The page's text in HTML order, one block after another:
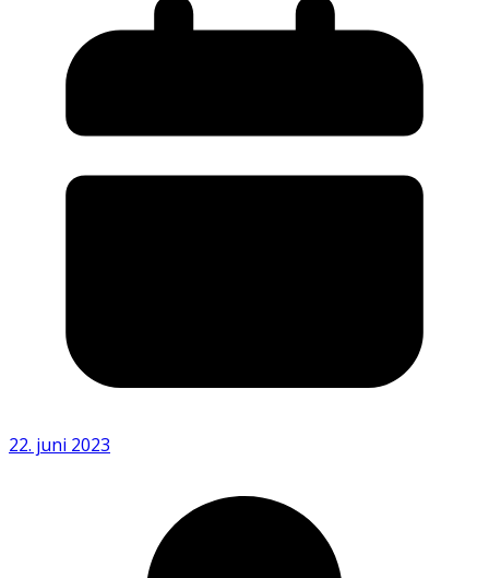
22. juni 2023